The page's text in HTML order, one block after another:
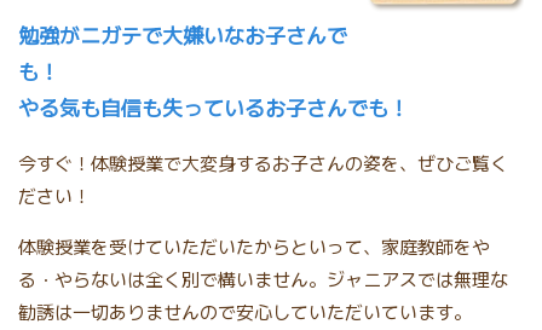
勉強がニガテで大嫌いなお子さんで
も！
やる気も自信も失っているお子さんでも！
今すぐ！体験授業で大変身するお子さんの姿を、ぜひご覧く
ださい！
体験授業を受けていただいたからといって、家庭教師をや
る・やらないは全く別で構いません。ジャニアスでは無理な
勧誘は一切ありませんので安心していただいています。